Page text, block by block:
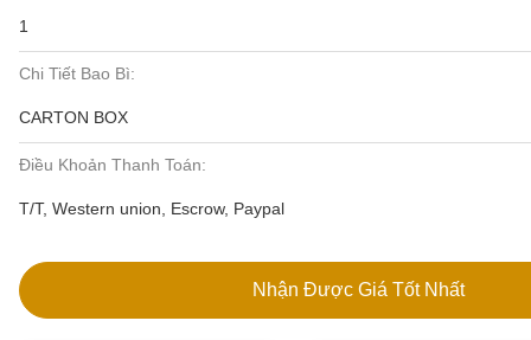
1
Chi Tiết Bao Bì:
CARTON BOX
Điều Khoản Thanh Toán:
T/T, Western union, Escrow, Paypal
Nhận Được Giá Tốt Nhất